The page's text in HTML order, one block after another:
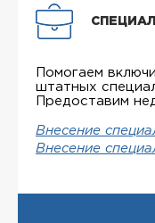
Помогаем
штатных
Предоставим
Внесение
Внесение